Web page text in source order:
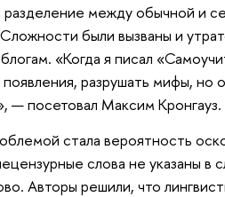
разделение между обычной и
были вызваны и
«Когда я писал
появления, разрушать мифы,
— посетовал Максим Кронгауз.
стала вероятность
слова не указаны в
Авторы решили, что